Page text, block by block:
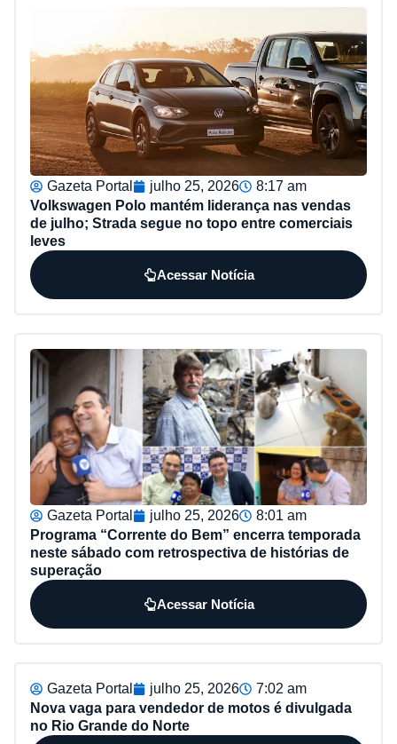
Gazeta Portal julho 25, 2026
8:17 am
Volkswagen Polo mantém liderança nas vendas
de julho; Strada segue no topo entre comerciais
leves
Acessar Notícia
Gazeta Portal julho 25, 2026
8:01 am
Programa “Corrente do Bem” encerra temporada
neste sábado com retrospectiva de histórias de
superação
Acessar Notícia
Gazeta Portal julho 25, 2026
7:02 am
Nova vaga para vendedor de motos é divulgada
no Rio Grande do Norte